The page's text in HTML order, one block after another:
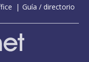
Guía / directorio